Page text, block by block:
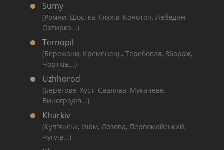
Sumy
(Ромни, Шостка, Глухів, Конотоп, Лебедин,
Охтирка...)
Ternopil
(Бережани, Кременець, Теребовля, Збараж,
Чортків...)
Uzhhorod
(Берегове, Хуст, Свалява, Мукачеве,
Виноградів...)
Kharkiv
(Куп'янськ, Ізюм, Лозова, Первомайський,
Чугуїв...)